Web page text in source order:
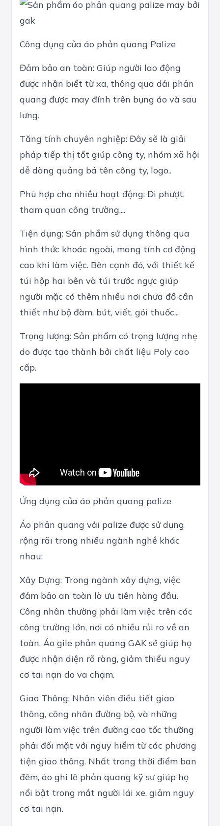
Công dụng của áo phản quang Palize
Đảm bảo an toàn: Giúp người lao động
được nhận biết từ xa, thông qua dải phản
quang được may đính trên bụng áo và sau
lưng.
Tăng tính chuyên nghiệp: Đây sẽ là giải
pháp tiếp thị tốt giúp công ty, nhóm xã hội
dễ dàng quảng bá tên công ty, logo..
Phù hợp cho nhiều hoạt động: Đi phượt,
tham quan công trường,...
Tiện dụng: Sản phẩm sử dụng thông qua
hình thức khoác ngoài, mang tính cơ động
cao khi làm việc. Bên cạnh đó, với thiết kế
túi hộp hai bên và túi trước ngực giúp
người mặc có thêm nhiều nơi chưa đồ cần
thiết như bộ đàm, bút, viết, gói thuốc...
Trọng lượng: Sản phẩm có trọng lượng nhẹ
do được tạo thành bởi chất liệu Poly cao
cấp.
Ứng dụng của áo phản quang palize
Áo phản quang vải palize được sử dụng
rộng rãi trong nhiều ngành nghề khác
nhau:
Xây Dựng: Trong ngành xây dựng, việc
đảm bảo an toàn là ưu tiên hàng đầu.
Công nhân thường phải làm việc trên các
công trường lớn, nơi có nhiều rủi ro về an
toàn. Áo gile phản quang GAK sẽ giúp họ
được nhận diện rõ ràng, giảm thiểu nguy
cơ tai nạn do va chạm.
Giao Thông: Nhân viên điều tiết giao
thông, công nhân đường bộ, và những
người làm việc trên đường cao tốc thường
phải đối mặt với nguy hiểm từ các phương
tiện giao thông. Nhất trong thời điểm ban
đêm, áo ghi lê phản quang kỹ sư giúp họ
nổi bật trong mắt người lái xe, giảm nguy
cơ tai nạn.